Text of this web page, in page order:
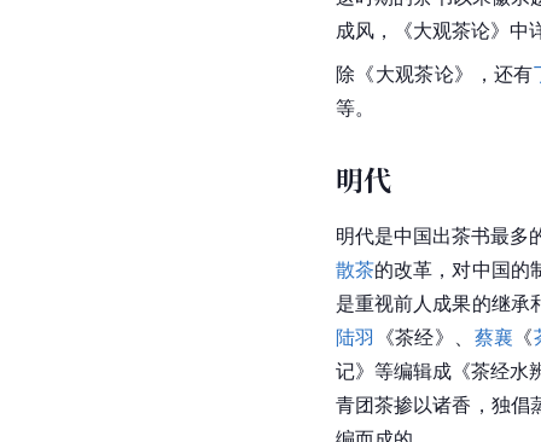
成风，《大观茶论》中
除《大观茶论》，还有
等。
明代
明代是中国出茶书最多
散茶的改革，对中国的
是重视前人成果的继承
陆羽 《茶经》、 蔡襄 《
记》等编辑成《茶经水
青团茶掺以诸香，独倡